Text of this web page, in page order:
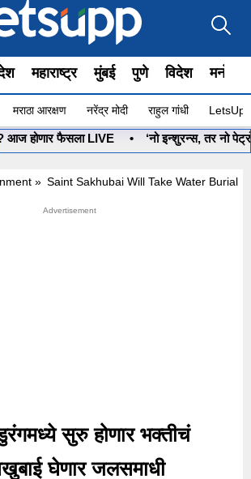
महाराष्ट्र मुंबई पुणे विदेश
मराठा आरक्षण नरेंद्र मोदी राहुल गांधी
होणार फैसला LIVE • ‘नो इन्शुरन्स, तर नो
» Saint Sakhubai Will Take Water Burial
सुरु होणार भक्तीचं
घेणार जलसमाधी